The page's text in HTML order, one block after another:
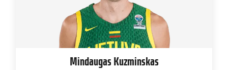
Mindaugas Kuzminskas